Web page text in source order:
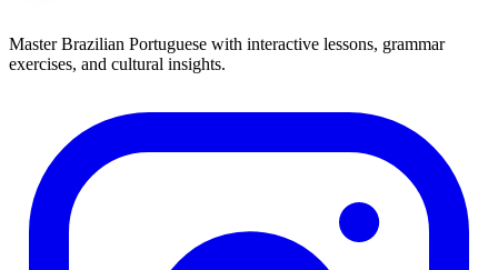
Master Brazilian Portuguese with interactive lessons, grammar
exercises, and cultural insights.